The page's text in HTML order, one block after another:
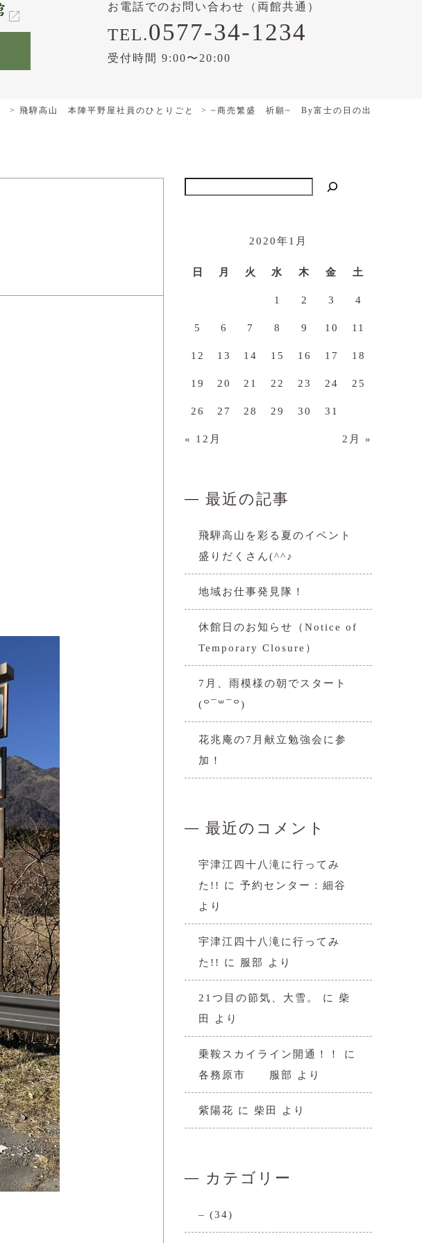
お電話でのお問い合わせ（両館共通）
TEL.0577-34-1234
受付時間 9:00〜20:00
飛騨高山 本陣平野屋社員のひとりごと ~商売繁盛 祈願~ By富士の日の出
2020年1月
日 月 火 水 木 金 土
1 2 3 4
5 6 7 8 9 10 11
12 13 14 15 16 17 18
19 20 21 22 23 24 25
26 27 28 29 30 31
« 12月 2月 »
最近の記事
飛騨高山を彩る夏のイベント
盛りだくさん(^^♪
地域お仕事発見隊！
休館日のお知らせ（Notice of
Temporary Closure）
7月、雨模様の朝でスタート
(꒪¯꒳​¯꒪)
花兆庵の7月献立勉強会に参
加！
最近のコメント
宇津江四十八滝に行ってみ
た!!
に 予約センター：細谷
より
宇津江四十八滝に行ってみ
た!!
に 服部 より
21つ目の節気、大雪。 に 柴
田
より
乗鞍スカイライン開通！！
に
各務原市 服部
より
紫陽花 に 柴田 より
カテゴリー
– (34)